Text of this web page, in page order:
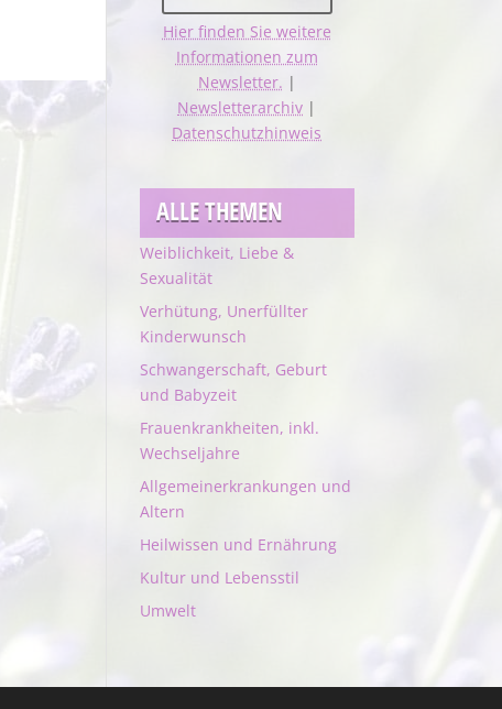
Hier finden Sie weitere
Informationen zum
Newsletter. |
Newsletterarchiv |
Datenschutzhinweis
ALLE THEMEN
Weiblichkeit, Liebe &
Sexualität
Verhütung, Unerfüllter
Kinderwunsch
Schwangerschaft, Geburt
und Babyzeit
Frauenkrankheiten, inkl.
Wechseljahre
Allgemeinerkrankungen und
Altern
Heilwissen und Ernährung
Kultur und Lebensstil
Umwelt